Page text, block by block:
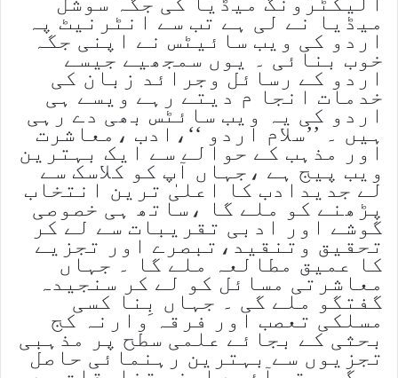
میڈیا نے لی ہے تب سے انٹرنیٹ پہ
اردو کی ویب سائیٹس نے اپنی جگہ
خوب بنائی ۔ یوں سمجھیے جیسے
اردو کے رسائل وجرائد زبان کی
خدمات انجا م دیتے رہے ویسے ہی
اردو کی یہ ویب سائٹس بھی دے رہی
ہیں ۔ ’’سلام اردو ‘‘،ادب ،معاشرت
اور مذہب کے حوالے سے ایک بہترین
ویب پیج ہے ،جہاں آپ کو کلاسک سے
لے جدیدادب کا اعلیٰ ترین انتخاب
پڑھنے کو ملے گا ،ساتھ ہی خصوصی
گوشے اور ادبی تقریبات سے لے کر
تحقیق وتنقید،تبصرے اور تجزیے
کا عمیق مطالعہ ملے گا ۔ جہاں
معاشرتی مسائل کو لے کر سنجیدہ
گفتگو ملے گی ۔ جہاں بِنا کسی
مسلکی تعصب اور فرقہ وارنہ کج
بحثی کے بجائے علمی سطح پر مذہبی
تجزیوں سے بہترین رہنمائی حاصل